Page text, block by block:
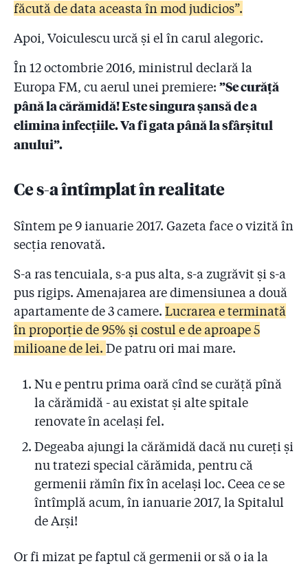
făcută de data aceasta în mod judicios”.
Apoi, Voiculescu urcă și el în carul alegoric.
În 12 octombrie 2016, ministrul declară la
Europa FM, cu aerul unei premiere: ”Se curăță
până la cărămidă! Este singura șansă de a
elimina infecțiile. Va fi gata până la sfârșitul
anului”.
Ce s-a întîmplat în realitate
Sîntem pe 9 ianuarie 2017. Gazeta face o vizită în
secția renovată.
S-a ras tencuiala, s-a pus alta, s-a zugrăvit și s-a
pus rigips. Amenajarea are dimensiunea a două
apartamente de 3 camere. Lucrarea e terminată
în proporție de 95% și costul e de aproape 5
milioane de lei. De patru ori mai mare.
Nu e pentru prima oară cînd se curăță pînă
la cărămidă - au existat și alte spitale
renovate în același fel.
Degeaba ajungi la cărămidă dacă nu cureți și
nu tratezi special cărămida, pentru că
germenii rămîn fix în același loc. Ceea ce se
întîmplă acum, în ianuarie 2017, la Spitalul
de Arși!
Or fi mizat pe faptul că germenii or să o ia la